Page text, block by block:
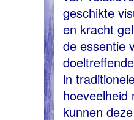
geschikte
en kracht
de essentie
in
hoeveelheid
kunnen